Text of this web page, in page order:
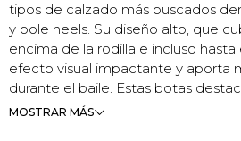
tipos de calzado más buscados
y pole heels. Su diseño alto, que
encima de la rodilla e incluso hasta
efecto visual impactante y aporta
durante el baile. Estas botas
tacones altos, plataformas
MOSTRAR MÁS